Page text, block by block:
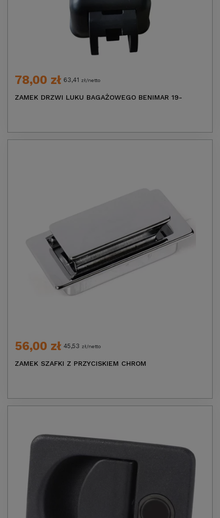
78,00 zł 63,41 zł/netto
ZAMEK DRZWI LUKU BAGAŻOWEGO BENIMAR 19-
56,00 zł 45,53 zł/netto
ZAMEK SZAFKI Z PRZYCISKIEM CHROM